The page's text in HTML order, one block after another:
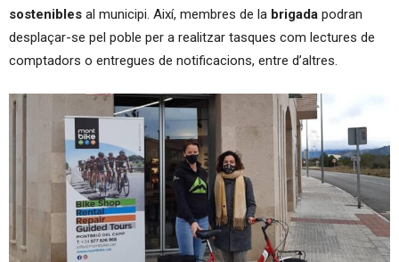
sostenibles al municipi. Així, membres de la brigada podran
desplaçar-se pel poble per a realitzar tasques com lectures de
comptadors o entregues de notificacions, entre d’altres.